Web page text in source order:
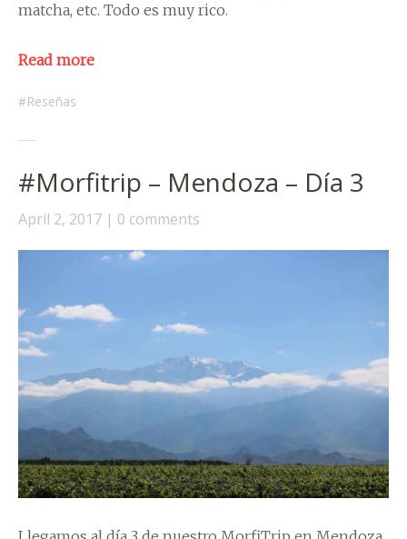
matcha, etc. Todo es muy rico.
Read more
Reseñas
#Morfitrip – Mendoza – Día 3
April 2, 2017 0 comments